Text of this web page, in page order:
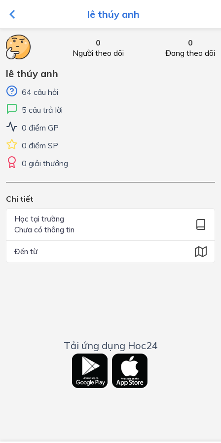
lê thúy anh
0
Người theo dõi
0
Đang theo dõi
lê thúy anh
64 câu hỏi
5 câu trả lời
0 điểm GP
0 điểm SP
0 giải thưởng
Chi tiết
Học tại trường
Chưa có thông tin
Đến từ
Tải ứng dụng Hoc24